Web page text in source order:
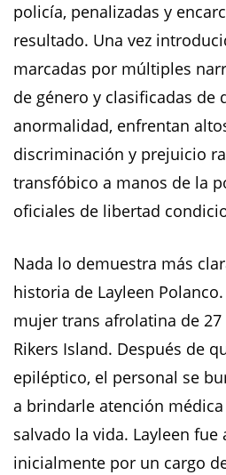
policía, penalizadas y
resultado. Una vez
marcadas por múltiples
de género y clasificadas de
anormalidad, enfrentan
discriminación y prejuicio
transfóbico a manos de la
oficiales de libertad
Nada lo demuestra más
historia de Layleen
mujer trans afrolatina de
Rikers Island. Después de
epiléptico, el personal se
a brindarle atención
salvado la vida. Layleen fue
inicialmente por un cargo